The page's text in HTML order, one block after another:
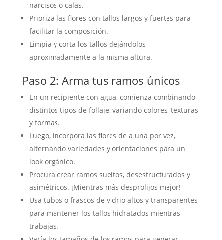
narcisos o calas.
Prioriza las flores con tallos largos y fuertes para
facilitar la composición.
Limpia y corta los tallos dejándolos
aproximadamente a la misma altura.
Paso 2: Arma tus ramos únicos
En un recipiente con agua, comienza combinando
distintos tipos de follaje, variando colores, texturas
y formas.
Luego, incorpora las flores de a una por vez,
alternando variedades y orientaciones para un
look orgánico.
Procura crear ramos sueltos, desestructurados y
asimétricos. ¡Mientras más desprolijos mejor!
Usa tubos o frascos de vidrio altos y transparentes
para mantener los tallos hidratados mientras
trabajas.